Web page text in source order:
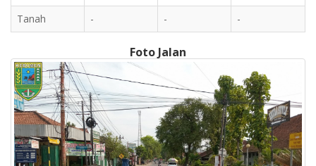
Tanah
- - -
Foto Jalan